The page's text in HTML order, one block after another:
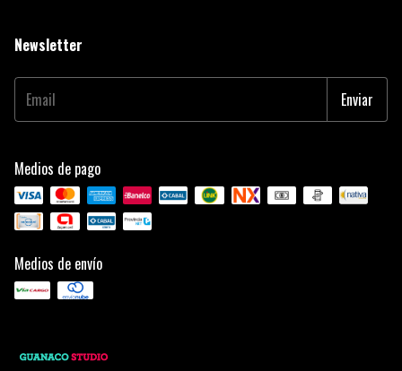
Newsletter
Medios de pago
Medios de envío